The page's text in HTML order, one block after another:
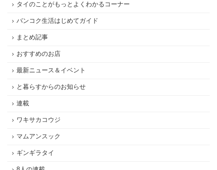
タイのことがもっとよくわかるコーナー
バンコク生活はじめてガイド
まとめ記事
おすすめのお店
最新ニュース＆イベント
と暮らすからのお知らせ
連載
ワキサカコウジ
マムアンスック
ギンギラタイ